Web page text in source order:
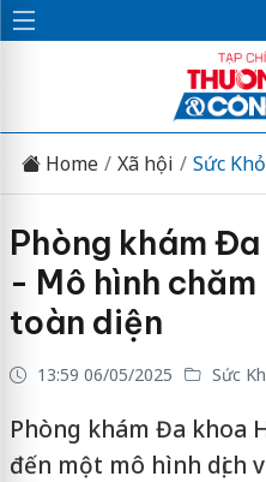
Home Xã hội Sức
Phòng khám
- Mô hình
toàn diện
13:59 06/05/2025 Sức
Phòng khám Đa khoa
đến một mô hình dịch